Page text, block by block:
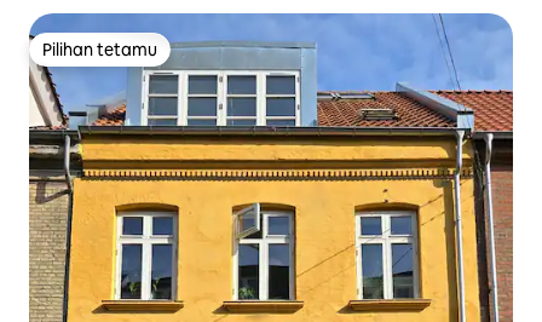
Pilihan tetamu
Pilihan tetamu